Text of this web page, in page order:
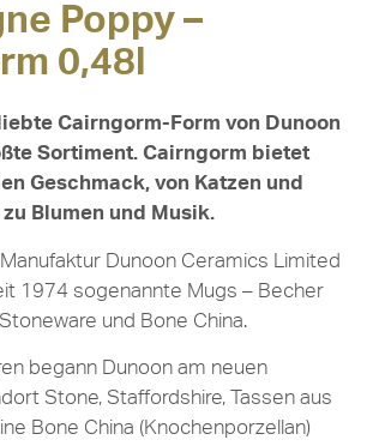
Poppy –
0,48l
Cairngorm-Form von Dunoon
Sortiment. Cairngorm bietet
Geschmack, von Katzen und
Blumen und Musik.
Dunoon Ceramics Limited
1974 sogenannte Mugs – Becher
und Bone China.
begann Dunoon am neuen
Stone, Staffordshire, Tassen aus
Bone China (Knochenporzellan)